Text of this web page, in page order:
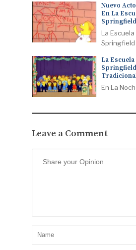
Nuevo
En La
Springfield
La
Springfield
La
En La
Leave a Comment